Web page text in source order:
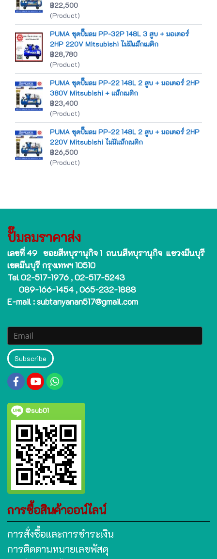
฿22,500
(Product)
PUMA ชุดปั๊มลม PP-32P 148L 3 สูบ + มอเตอร์
2HP 220V Mitsubishi ไม่มีแม็กเนติก
฿28,780
(Product)
PUMA ชุดปั๊มลม PP-22 148L 2 สูบ + มอเตอร์ 2HP
380V Mitsubishi + แม็กเนติก
฿23,400
(Product)
PUMA ชุดปั๊มลม PP-22 148L 2 สูบ + มอเตอร์ 2HP
220V Mitsubishi ไม่มีแม็กเนติก
฿26,500
(Product)
ปั๊มลมราคาส่ง
เลขที่ 49 ซอยสีหบุรานุกิจ 1 ถนนสีหบุรานุกิจ แขวงมีนบุรี
เขตมีนบุรี กรุงเทพฯ 10510
Tel 02-517-1976 , 02-517-5243
089-166-1454 , 065-232-1888
E-mail : subtanyanan517@gmail.com
Subscribe
@sub01
การซื้อสินค้าออน์ไลน์
การสั่งซื้อและการชำระเงิน
การติดตามหมายเลขพัสดุ